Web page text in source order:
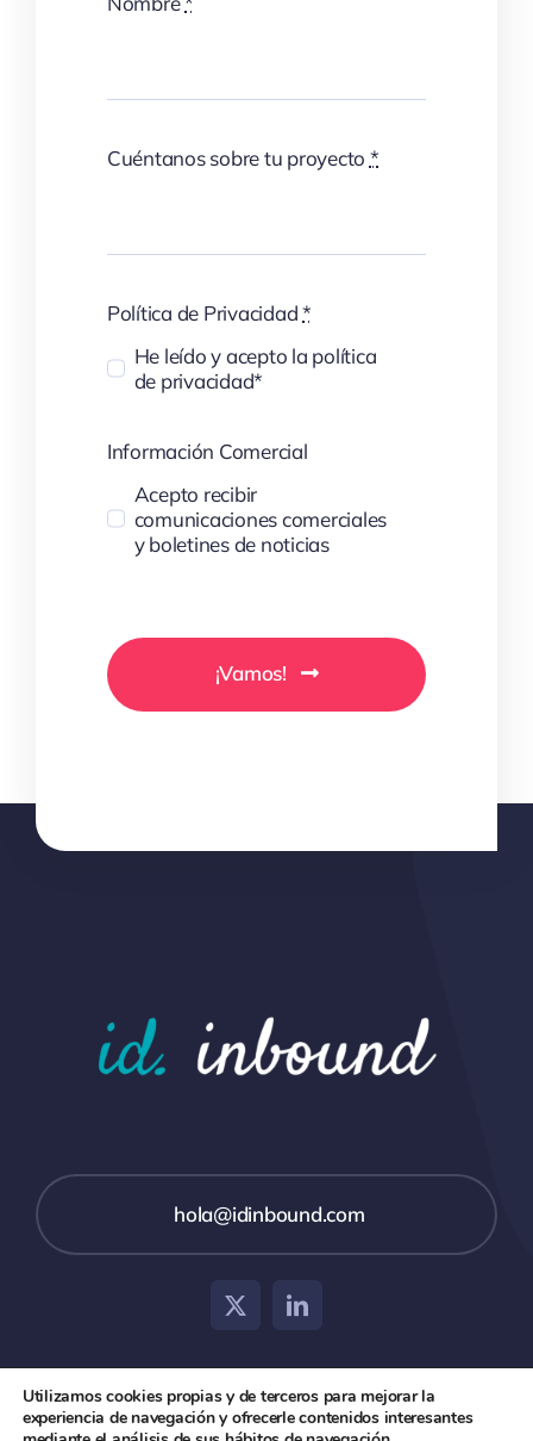
Cuéntanos sobre tu proyecto *
Política de Privacidad*
He leído y acepto la política
de privacidad*
Información Comercial
Acepto recibir
comunicaciones comerciales
y boletines de noticias
¡Vamos!
hola@idinbound.com
© 2026 id inbound •Aviso Legal•Política de Privacidad
Utilizamos cookies propias y de terceros para mejorar la
experiencia de navegación y ofrecerle contenidos interesantes